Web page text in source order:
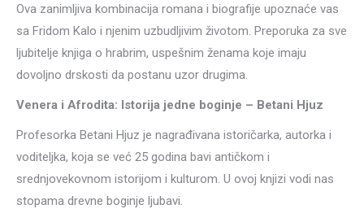
Ova zanimljiva kombinacija romana i biografije upoznaće vas
sa Fridom Kalo i njenim uzbudljivim životom. Preporuka za sve
ljubitelje knjiga o hrabrim, uspešnim ženama koje imaju
dovoljno drskosti da postanu uzor drugima.
Venera i Afrodita: Istorija jedne boginje – Betani Hjuz
Profesorka Betani Hjuz je nagrađivana istoričarka, autorka i
voditeljka, koja se već 25 godina bavi antičkom i
srednjovekovnom istorijom i kulturom. U ovoj knjizi vodi nas
stopama drevne boginje ljubavi.